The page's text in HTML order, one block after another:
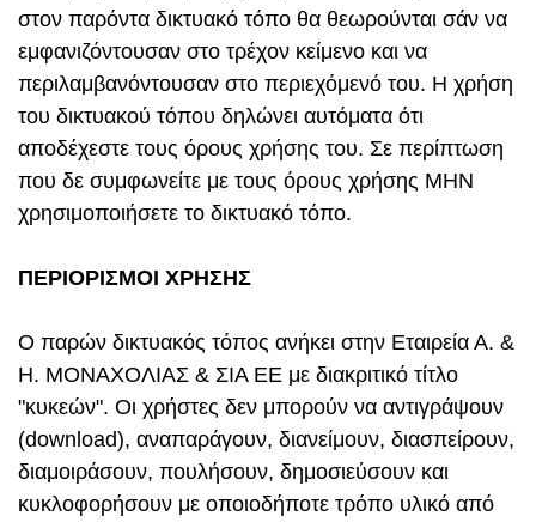
στον παρόντα δικτυακό τόπο θα θεωρούνται σάν να
εμφανιζόντουσαν στο τρέχον κείμενο και να
περιλαμβανόντουσαν στο περιεχόμενό του. Η χρήση
του δικτυακού τόπου δηλώνει αυτόματα ότι
αποδέχεστε τους όρους χρήσης του. Σε περίπτωση
που δε συμφωνείτε με τους όρους χρήσης ΜΗΝ
χρησιμοποιήσετε το δικτυακό τόπο.
ΠΕΡΙΟΡΙΣΜΟΙ ΧΡΗΣΗΣ
Ο παρών δικτυακός τόπος ανήκει στην Εταιρεία Α. &
Η. ΜΟΝΑΧΟΛΙΑΣ & ΣΙΑ ΕΕ με διακριτικό τίτλο
"κυκεών". Οι χρήστες δεν μπορούν να αντιγράψουν
(download), αναπαράγουν, διανείμουν, διασπείρουν,
διαμοιράσουν, πουλήσουν, δημοσιεύσουν και
κυκλοφορήσουν με οποιοδήποτε τρόπο υλικό από